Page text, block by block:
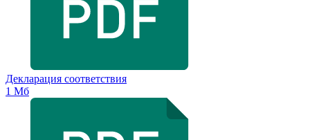
Декларация соответствия
1 Мб